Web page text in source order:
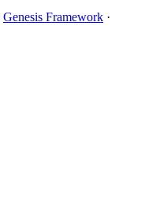
Genesis Framework ·